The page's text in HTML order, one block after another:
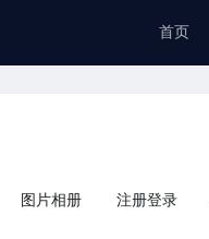
首页
图片相册 注册登录